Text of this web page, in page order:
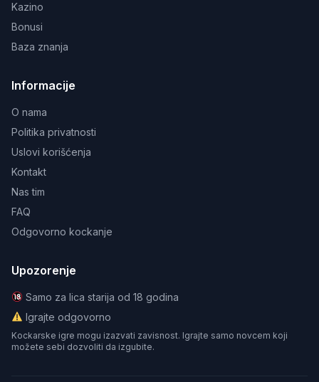
Kazino
Bonusi
Baza znanja
Informacije
O nama
Politika privatnosti
Uslovi korišćenja
Kontakt
Nas tim
FAQ
Odgovorno kockanje
Upozorenje
Samo za lica starija od 18 godina
Igrajte odgovorno
Kockarske igre mogu izazvati zavisnost. Igrajte samo novcem koji
možete sebi dozvoliti da izgubite.